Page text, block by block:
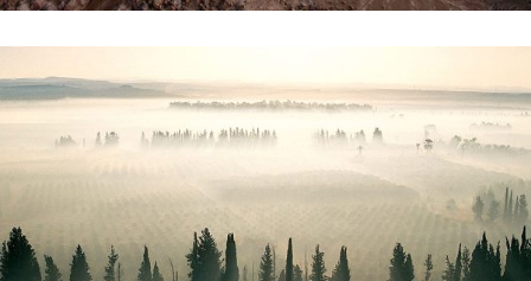
לטייל בשביל ישראל